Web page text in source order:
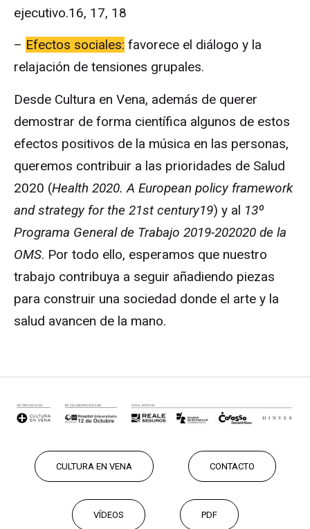
ejecutivo.16, 17, 18
– Efectos sociales: favorece el diálogo y la
relajación de tensiones grupales.
Desde Cultura en Vena, además de querer
demostrar de forma científica algunos de estos
efectos positivos de la música en las personas,
queremos contribuir a las prioridades de Salud
2020 (Health 2020. A European policy framework
and strategy for the 21st century19) y al 13º
Programa General de Trabajo 2019-202020 de la
OMS. Por todo ello, esperamos que nuestro
trabajo contribuya a seguir añadiendo piezas
para construir una sociedad donde el arte y la
salud avancen de la mano.
CULTURA EN VENA CONTACTO
VÍDEOS PDF